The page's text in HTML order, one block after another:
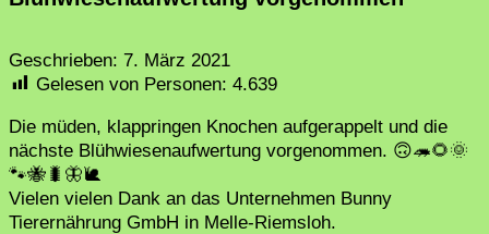
Geschrieben: 7. März 2021
Gelesen von Personen: 4.639
Die müden, klappringen Knochen aufgerappelt und die
nächste Blühwiesenaufwertung vorgenommen. 🙃🦔🌻🌞
🐾🐝🐛🦋🐌
Vielen vielen Dank an das Unternehmen Bunny
Tierernährung GmbH in Melle-Riemsloh.